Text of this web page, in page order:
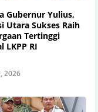
Gubernur Yulius,
Utara Sukses Raih
Tertinggi
LKPP RI
2026